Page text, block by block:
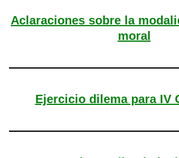
Aclaraciones sobre la
moral
Ejercicio dilema para IV